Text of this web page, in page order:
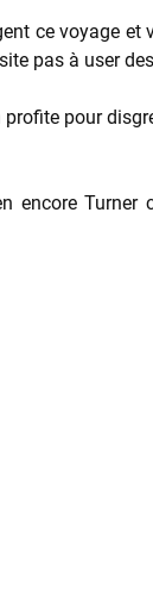
ce voyage et
pas à user
pour
encore Turner